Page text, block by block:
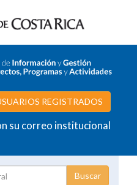
REGISTRADOS
su correo institucional